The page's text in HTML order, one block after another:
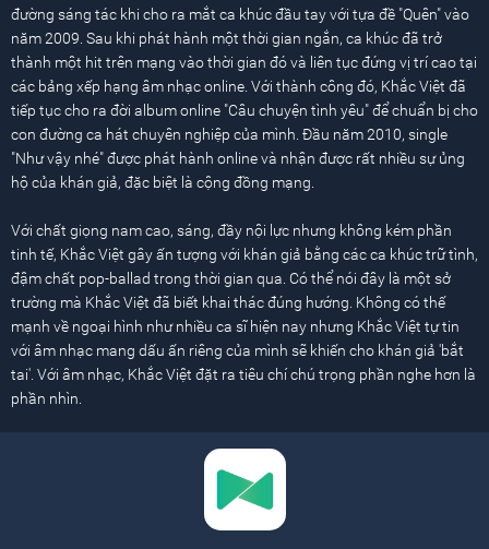
đường sáng tác khi cho ra mắt ca khúc đầu tay với tựa đề "Quên" vào
năm 2009. Sau khi phát hành một thời gian ngắn, ca khúc đã trở
thành một hit trên mạng vào thời gian đó và liên tục đứng vị trí cao tại
các bảng xếp hạng âm nhạc online. Với thành công đó, Khắc Việt đã
tiếp tục cho ra đời album online "Câu chuyện tình yêu" để chuẩn bị cho
con đường ca hát chuyên nghiệp của mình. Đầu năm 2010, single
"Như vậy nhé" được phát hành online và nhận được rất nhiều sự ủng
hộ của khán giả, đặc biệt là cộng đồng mạng.
Với chất giọng nam cao, sáng, đầy nội lực nhưng không kém phần
tinh tế, Khắc Việt gây ấn tượng với khán giả bằng các ca khúc trữ tình,
đậm chất pop-ballad trong thời gian qua. Có thể nói đây là một sở
trường mà Khắc Việt đã biết khai thác đúng hướng. Không có thế
mạnh về ngoại hình như nhiều ca sĩ hiện nay nhưng Khắc Việt tự tin
với âm nhạc mang dấu ấn riêng của mình sẽ khiến cho khán giả 'bắt
tai'. Với âm nhạc, Khắc Việt đặt ra tiêu chí chú trọng phần nghe hơn là
phần nhìn.